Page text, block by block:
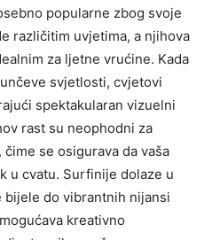
popularne zbog svoje
različitim uvjetima, a njihova
za ljetne vrućine. Kada
svjetlosti, cvjetovi
spektakularan vizuelni
rast su neophodni za
se osigurava da vaša
u cvatu. Surfinije dolaze u
bijele do vibrantnih nijansi
kreativno